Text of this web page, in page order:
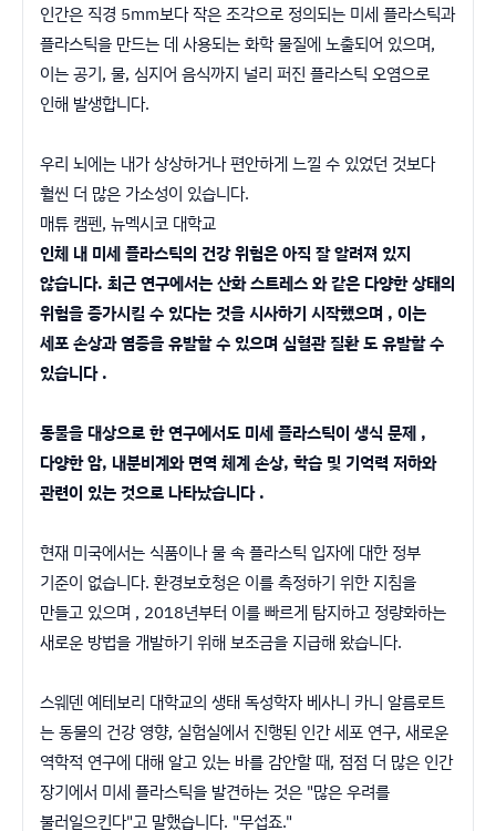
인간은 직경 5mm보다 작은 조각으로 정의되는 미세 플라스틱과
플라스틱을 만드는 데 사용되는 화학 물질에 노출되어 있으며,
이는 공기, 물, 심지어 음식까지 널리 퍼진 플라스틱 오염으로
인해 발생합니다.
우리 뇌에는 내가 상상하거나 편안하게 느낄 수 있었던 것보다
훨씬 더 많은 가소성이 있습니다.
매튜 캠펜, 뉴멕시코 대학교
인체 내 미세 플라스틱의 건강 위험은 아직 잘 알려져 있지
않습니다. 최근 연구에서는 산화 스트레스 와 같은 다양한 상태의
위험을 증가시킬 수 있다는 것을 시사하기 시작했으며 , 이는
세포 손상과 염증을 유발할 수 있으며 심혈관 질환 도 유발할 수
있습니다 .
동물을 대상으로 한 연구에서도 미세 플라스틱이 생식 문제 ,
다양한 암, 내분비계와 면역 체계 손상, 학습 및 기억력 저하와
관련이 있는 것으로 나타났습니다 .
현재 미국에서는 식품이나 물 속 플라스틱 입자에 대한 정부
기준이 없습니다. 환경보호청은 이를 측정하기 위한 지침을
만들고 있으며 , 2018년부터 이를 빠르게 탐지하고 정량화하는
새로운 방법을 개발하기 위해 보조금을 지급해 왔습니다.
스웨덴 예테보리 대학교의 생태 독성학자 베사니 카니 알름로트
는 동물의 건강 영향, 실험실에서 진행된 인간 세포 연구, 새로운
역학적 연구에 대해 알고 있는 바를 감안할 때, 점점 더 많은 인간
장기에서 미세 플라스틱을 발견하는 것은 "많은 우려를
불러일으킨다"고 말했습니다. "무섭죠."